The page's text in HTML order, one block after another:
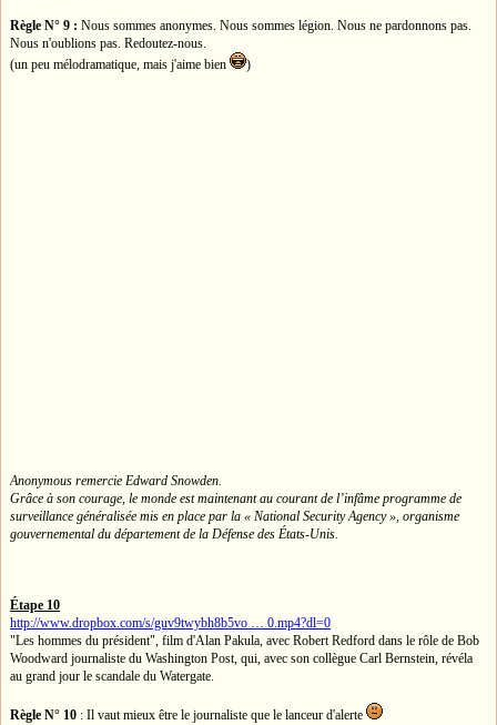
Règle N° 9 : Nous sommes anonymes. Nous sommes légion. Nous ne pardonnons pas.
Nous n'oublions pas. Redoutez-nous.
(un peu mélodramatique, mais j'aime bien
)
Anonymous remercie Edward Snowden.
Grâce à son courage, le monde est maintenant au courant de l’infâme programme de
surveillance généralisée mis en place par la « National Security Agency », organisme
gouvernemental du département de la Défense des États-Unis.
Étape 10
http://www.dropbox.com/s/guv9twybh8b5vo … 0.mp4?dl=0
"Les hommes du président", film d'Alan Pakula, avec Robert Redford dans le rôle de Bob
Woodward journaliste du Washington Post, qui, avec son collègue Carl Bernstein, révéla
au grand jour le scandale du Watergate.
Règle N° 10 : Il vaut mieux être le journaliste que le lanceur d'alerte